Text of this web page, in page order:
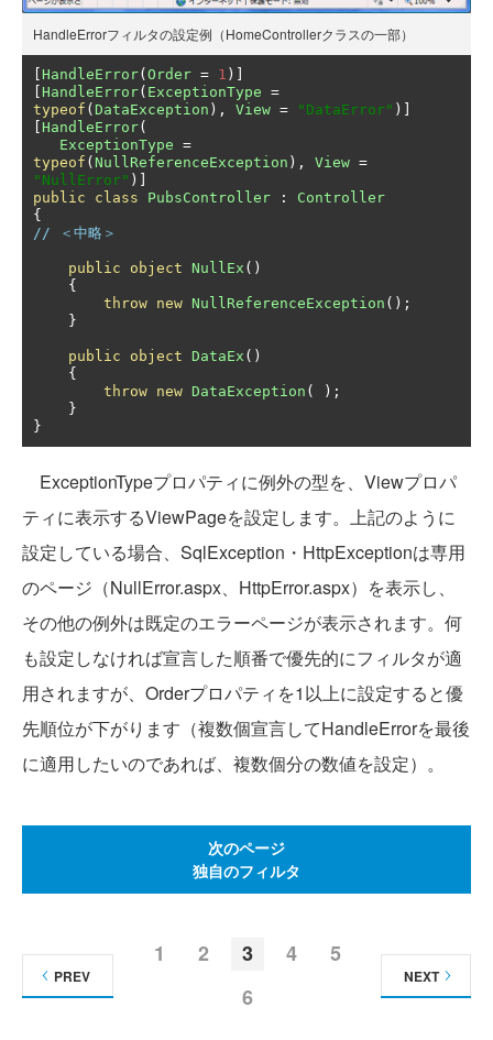
HandleErrorフィルタの設定例（HomeControllerクラスの一部）
[HandleError(Order = 1 )]
[HandleError( ExceptionType =
typeof (DataException ), View = "DataError" )]
[HandleError(
ExceptionType =
typeof (NullReferenceException ), View =
"NullError" )]
public
class PubsController :
Controller
{
// ＜中略＞
public object NullEx ()
{
throw new NullReferenceException ();
}
public object DataEx ()
{
throw new DataException (
);
}
}
ExceptionTypeプロパティに例外の型を、Viewプロパ
ティに表示するViewPageを設定します。上記のように
設定している場合、SqlException・HttpExceptionは専用
のページ（NullError.aspx、HttpError.aspx）を表示し、
その他の例外は既定のエラーページが表示されます。何
も設定しなければ宣言した順番で優先的にフィルタが適
用されますが、Orderプロパティを1以上に設定すると優
先順位が下がります（複数個宣言してHandleErrorを最後
に適用したいのであれば、複数個分の数値を設定）。
次のページ
独自のフィルタ
1 2 3 4
5
6
PREV NEXT